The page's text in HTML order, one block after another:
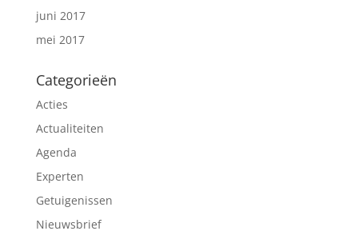
juni 2017
mei 2017
Categorieën
Acties
Actualiteiten
Agenda
Experten
Getuigenissen
Nieuwsbrief